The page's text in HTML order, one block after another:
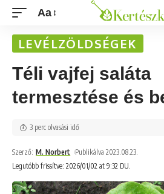
Aa
LEVÉLZÖLDSÉGEK
Téli vajfej saláta
termesztése és
Legutóbb frissítve: 2026/01/02 at 9:32 DU.
Szerző: M. Norbert Publikálva 2023.08.23.
3 perc olvasási idő